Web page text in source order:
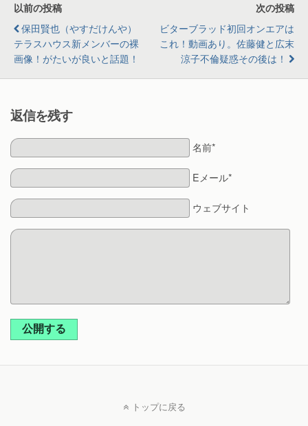
以前の投稿
保田賢也（やすだけんや）
テラスハウス新メンバーの裸
画像！がたいが良いと話題！
次の投稿
ビターブラッド初回オンエアは
これ！動画あり。佐藤健と広末
涼子不倫疑惑その後は！
返信を残す
名前*
Eメール*
ウェブサイト
公開する
トップに戻る